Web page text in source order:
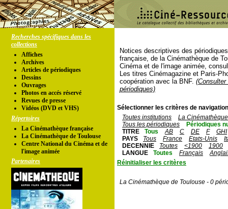
Recherches spécifiques dans les
collections
Affiches
Archives
Articles de périodiques
Dessins
Ouvrages
Photos en accés réservé
Revues de presse
Vidéos (DVD et VHS)
Répertoires
La Cinémathèque française
La Cinémathèque de Toulouse
Centre National du Cinéma et de
l'image animée
Partenaires
Notices descriptives des
française, de la Cinémathèque de
Cinéma et de l'image animée,
Les titres Cinémagazine et Paris-
coopération avec la BNF.
périodiques)
Sélectionner les critères de
Toutes institutions
La
Tous les périodiques
Périodiques
TITRE
Tous AB C DE F
GHI
PAYS
Tous France Etats-Unis
DECENNIE
Toutes <1900
1900
LANGUE
Toutes Français
Réinitialiser les critères
La Cinémathèque de Toulouse - 0